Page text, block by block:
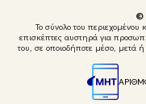
©
Το σύνολο του περιεχομένου
επισκέπτες αυστηρά για
του, σε οποιοδήποτε μέσο, μετά